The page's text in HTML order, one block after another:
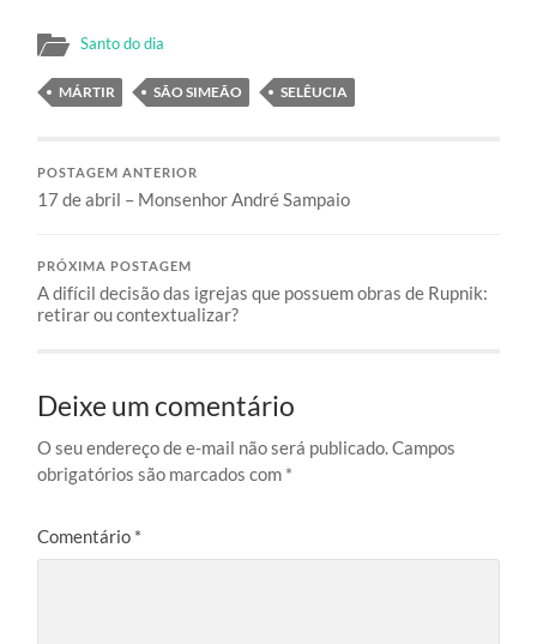
Santo do dia
MÁRTIR SÃO SIMEÃO SELÊUCIA
POSTAGEM ANTERIOR
17 de abril – Monsenhor André Sampaio
PRÓXIMA POSTAGEM
A difícil decisão das igrejas que possuem obras de Rupnik:
retirar ou contextualizar?
Deixe um comentário
O seu endereço de e-mail não será publicado.Campos
obrigatórios são marcados com *
Comentário *